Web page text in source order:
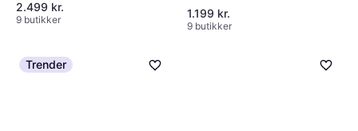
2.499 kr.
9 butikker 1.199 kr.
9 butikker
Trender